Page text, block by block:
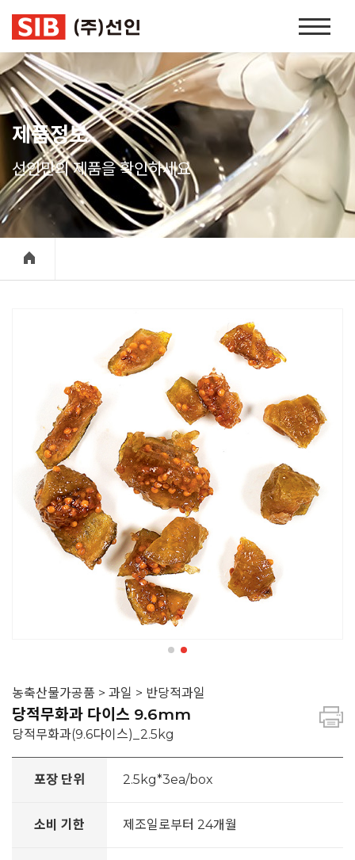
홈
이
지
네
비
게
이
제품정보
선인만의 제품을 확인하세요
농축산물가공품 > 과일 > 반당적과일
당적무화과 다이스 9.6mm
당적무화과(9.6다이스)_2.5kg
포장 단위 2.5kg*3ea/box
소비 기한 제조일로부터 24개월